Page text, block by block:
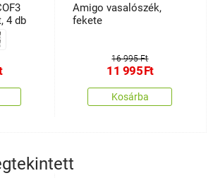
4 db
Amigo vasalószék,
fekete
16 995 Ft
11 995Ft
Kosárba